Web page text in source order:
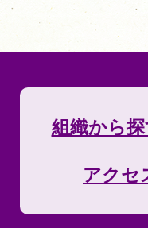
組織から
アクセ